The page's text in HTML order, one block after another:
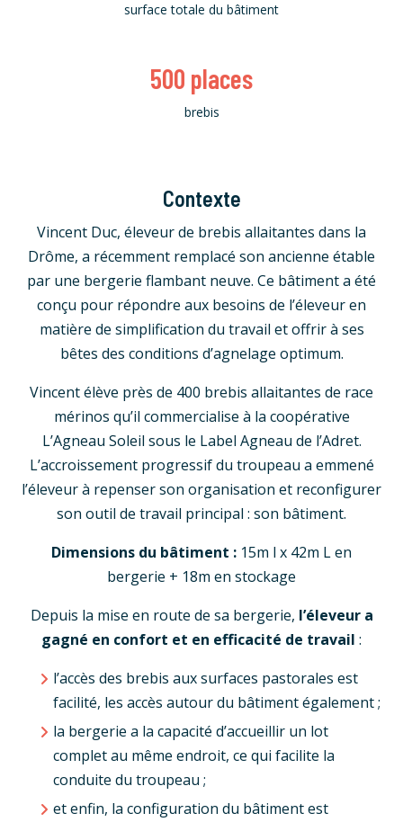
surface totale du bâtiment
500 places
brebis
Contexte
Vincent Duc, éleveur de brebis allaitantes dans la
Drôme, a récemment remplacé son ancienne étable
par une bergerie flambant neuve. Ce bâtiment a été
conçu pour répondre aux besoins de l’éleveur en
matière de simplification du travail et offrir à ses
bêtes des conditions d’agnelage optimum.
Vincent élève près de 400 brebis allaitantes de race
mérinos qu’il commercialise à la coopérative
L’Agneau Soleil sous le Label Agneau de l’Adret.
L’accroissement progressif du troupeau a emmené
l’éleveur à repenser son organisation et reconfigurer
son outil de travail principal : son bâtiment.
Dimensions du bâtiment : 15m l x 42m L en
bergerie + 18m en stockage
Depuis la mise en route de sa bergerie, l’éleveur a
gagné en confort et en efficacité de travail :
l’accès des brebis aux surfaces pastorales est
facilité, les accès autour du bâtiment également ;
la bergerie a la capacité d’accueillir un lot
complet au même endroit, ce qui facilite la
conduite du troupeau ;
et enfin, la configuration du bâtiment est